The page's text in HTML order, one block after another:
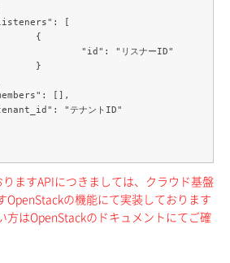
ますAPIにつきましては、クラウド基盤
OpenStackの機能にて実装しております
方はOpenStackのドキュメントにてご確